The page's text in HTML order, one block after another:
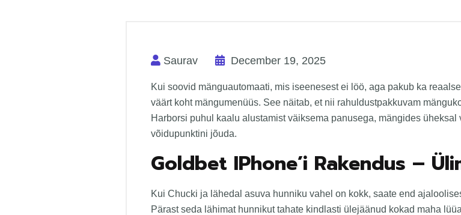
Saurav December 19, 2025
Kui soovid mänguautomaati, mis iseenesest ei löö, aga pakub ka
väärt koht mängumenüüs. See näitab, et nii rahuldustpakkuvam
Harborsi puhul kaalu alustamist väiksema panusega, mängides
võidupunktini jõuda.
Goldbet IPhone’i Rakendus –
Kui Chucki ja lähedal asuva hunniku vahel on kokk, saate end
Pärast seda lähimat hunnikut tahate kindlasti ülejäänud kokad maha